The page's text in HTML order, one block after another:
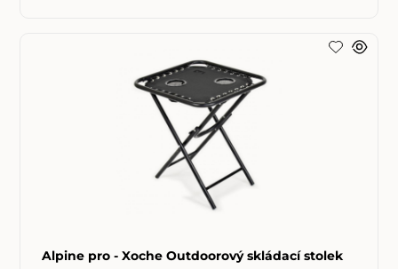
Alpine pro - Xoche Outdoorový skládací stolek